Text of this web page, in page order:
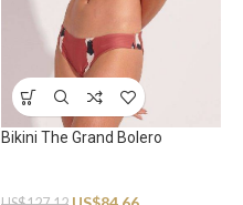
Bikini The Grand Bolero